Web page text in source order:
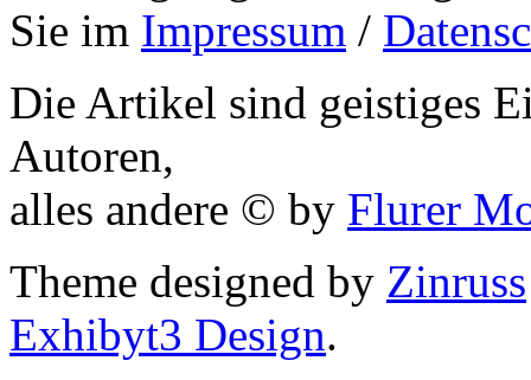
Sie im Impressum /
Die Artikel sind geistiges
Autoren,
alles andere © by Flurer
Theme designed by Zinruss
Exhibyt3 Design.